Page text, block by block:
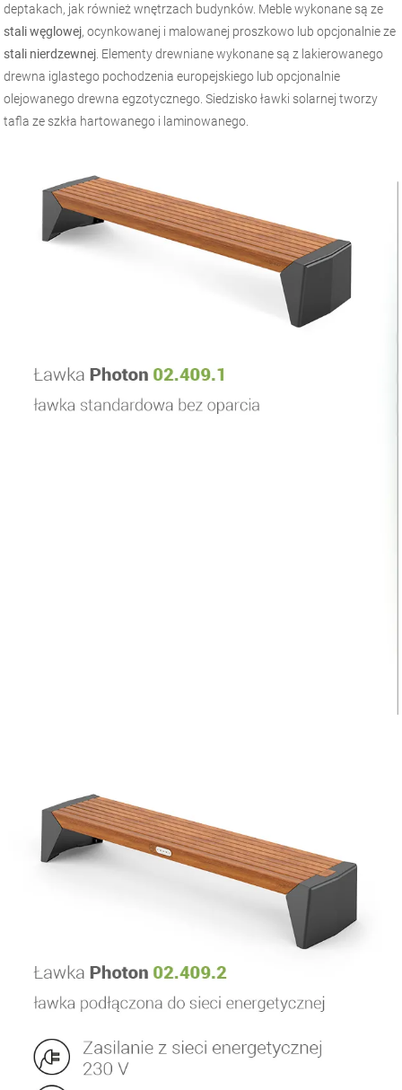
deptakach, jak również wnętrzach budynków. Meble wykonane są ze
stali węglowej, ocynkowanej i malowanej proszkowo lub opcjonalnie ze
stali nierdzewnej . Elementy drewniane wykonane są z lakierowanego
drewna iglastego pochodzenia europejskiego lub opcjonalnie
olejowanego drewna egzotycznego. Siedzisko ławki solarnej tworzy
tafla ze szkła hartowanego i laminowanego.